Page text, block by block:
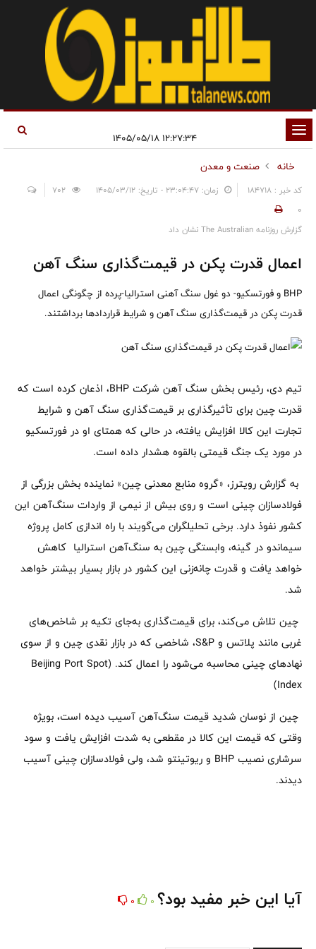
تغییر
وضعیت
ناوبری
خانه
صنعت و معدن
کد خبر : 184718 زمان: ۲۳:۰۴:۴۷ - تاریخ: ۱۴۰۵/۰۳/۱۲
0
گزارش روزنامه The Australian نشان داد
اعمال قدرت پکن در قیمت‌گذاری سنگ آهن
BHP و فورتسکیو- دو غول سنگ آهنی استرالیا-پرده از چگونگی اعمال
قدرت پکن در قیمت‌گذاری سنگ آهن و شرایط قراردادها برداشتند.
تیم دی، رئیس بخش سنگ آهن شرکت BHP، اذعان کرده است که
قدرت چین برای تأثیرگذاری بر قیمت‌گذاری سنگ آهن و شرایط
تجارت این کالا افزایش یافته، در حالی که همتای او در فورتسکیو
در مورد یک جنگ قیمتی بالقوه هشدار داده است.
به گزارش رویترز، «گروه منابع معدنی چین» نماینده بخش بزرگی از
فولادسازان چینی است و روی بیش از نیمی از واردات سنگ‌آهن این
کشور نفوذ دارد. برخی تحلیلگران می‌گویند با راه اندازی کامل پروژه
سیماندو‌ در گینه، وابستگی چین به سنگ‌آهن استرالیا کاهش
خواهد یافت و قدرت چانه‌زنی این کشور در بازار بسیار بیشتر خواهد
شد.
چین تلاش می‌کند، برای قیمت‌گذاری به‌جای تکیه بر شاخص‌های
غربی مانند پلاتس و S&P، شاخصی که در بازار نقدی چین و از سوی
نهادهای چینی محاسبه می‌شود را اعمال کند. (Beijing Port Spot
Index)
چین از نوسان شدید قیمت سنگ‌آهن آسیب دیده است، بویژه
وقتی که قیمت این کالا در مقطعی به شدت افزایش یافت و سود
سرشاری نصیب BHP و ریوتینتو شد، ولی فولادسازان چینی آسیب
دیدند.
آیا این خبر مفید بود؟ 0
0